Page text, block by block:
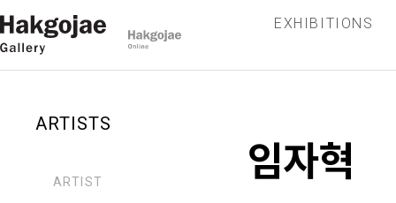
EXHIBITIONS
ARTISTS
ARTIST 임자혁